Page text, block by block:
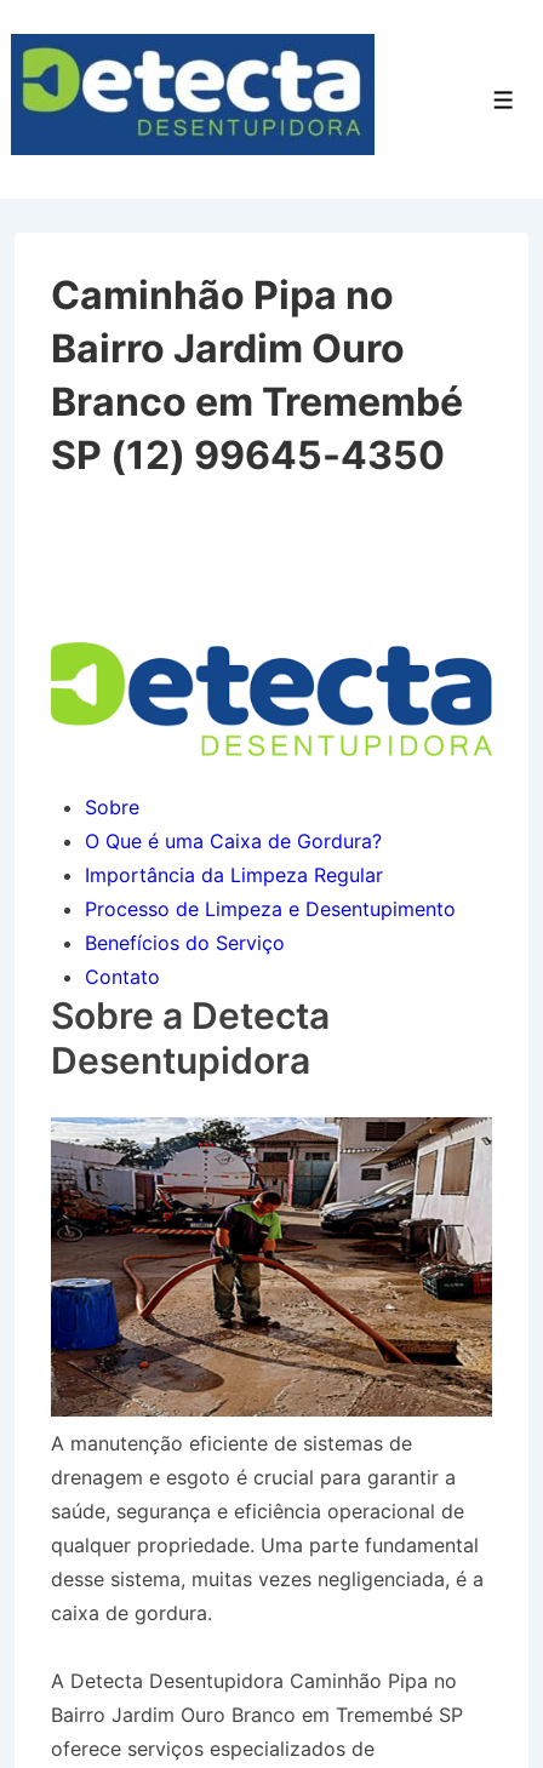
para
Conteúdo
Caminhão Pipa no
Bairro Jardim Ouro
Branco em Tremembé
SP (12) 99645-4350
Sobre
O Que é uma Caixa de Gordura?
Importância da Limpeza Regular
Processo de Limpeza e Desentupimento
Benefícios do Serviço
Contato
Sobre a Detecta
Desentupidora
A manutenção eficiente de sistemas de
drenagem e esgoto é crucial para garantir a
saúde, segurança e eficiência operacional de
qualquer propriedade. Uma parte fundamental
desse sistema, muitas vezes negligenciada, é a
caixa de gordura.
A Detecta Desentupidora Caminhão Pipa no
Bairro Jardim Ouro Branco em Tremembé SP
oferece serviços especializados de